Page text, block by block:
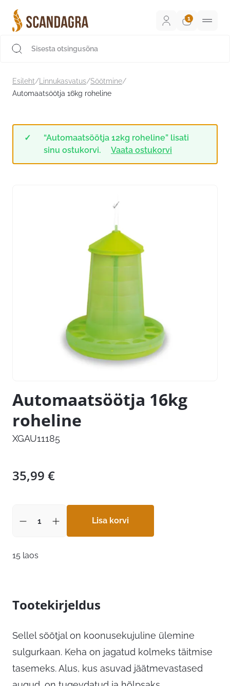
sisu
juurde
Esileht/ Linnukasvatus/Söötmine/
Automaatsöötja 16kg roheline
“Automaatsöötja 12kg roheline” lisati
sinu ostukorvi.
Vaata ostukorvi
Automaatsöötja 16kg
roheline
XGAU11185
35,99 €
Lisa korvi
15 laos
Tootekirjeldus
Sellel söötjal on koonusekujuline ülemine
sulgurkaan. Keha on jagatud kolmeks täitmise
tasemeks. Alus, kus asuvad jäätmevastased